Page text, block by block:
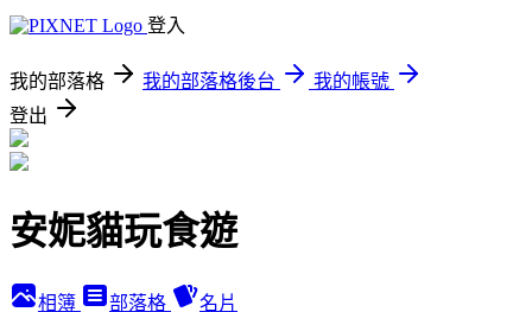
登入
我的部落格 我的部落格後台
我的帳號
登出
安妮貓玩食遊
相簿 部落格 名片